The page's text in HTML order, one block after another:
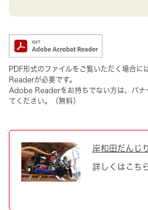
PDF形式のファイルをご覧いただく場合
Readerが必要です。
Adobe Readerをお持ちでない方は、バナ
てください。（無料）
岸和田だんじ
詳しくはこち